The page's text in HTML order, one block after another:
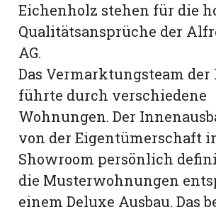
Eichenholz stehen für die
Qualitätsansprüche der
AG.
Das Vermarktungsteam der
führte durch verschiedene
Wohnungen. Der
von der Eigentümerschaft
Showroom persönlich
die Musterwohnungen
einem Deluxe Ausbau. Das